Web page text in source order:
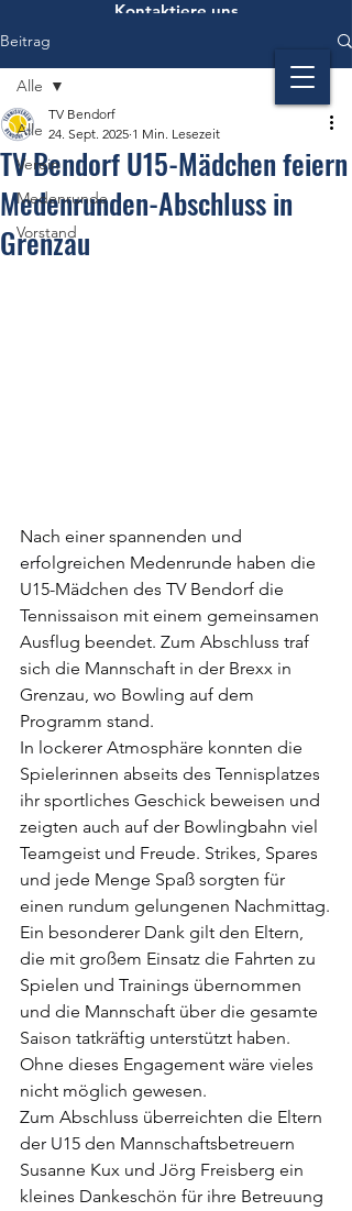
Kontaktiere uns
Beitrag
Alle
Verein
Medenrunde
Vorstand
Alle
TV Bendorf U15-Mädchen feiern
Medenrunden-Abschluss in
Grenzau
TV Bendorf
24. Sept. 2025 1 Min. Lesezeit
Nach einer spannenden und
erfolgreichen Medenrunde haben die
U15-Mädchen des TV Bendorf die
Tennissaison mit einem gemeinsamen
Ausflug beendet. Zum Abschluss traf
sich die Mannschaft in der Brexx in
Grenzau, wo Bowling auf dem
Programm stand.
In lockerer Atmosphäre konnten die
Spielerinnen abseits des Tennisplatzes
ihr sportliches Geschick beweisen und
zeigten auch auf der Bowlingbahn viel
Teamgeist und Freude. Strikes, Spares
und jede Menge Spaß sorgten für
einen rundum gelungenen Nachmittag.
Ein besonderer Dank gilt den Eltern,
die mit großem Einsatz die Fahrten zu
Spielen und Trainings übernommen
und die Mannschaft über die gesamte
Saison tatkräftig unterstützt haben.
Ohne dieses Engagement wäre vieles
nicht möglich gewesen.
Zum Abschluss überreichten die Eltern
der U15 den Mannschaftsbetreuern
Susanne Kux und Jörg Freisberg ein
kleines Dankeschön für ihre Betreuung